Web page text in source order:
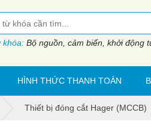
khóa: Bộ nguồn, cảm biến, khởi động
HÌNH THỨC THANH TOÁN
Thiết bị đóng cắt Hager (MCCB)